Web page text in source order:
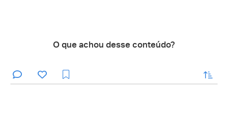
O que achou desse conteúdo?
enviar